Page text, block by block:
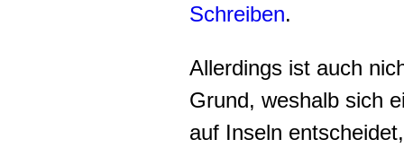
Schreiben.
Allerdings ist auch
Grund, weshalb sich
auf Inseln